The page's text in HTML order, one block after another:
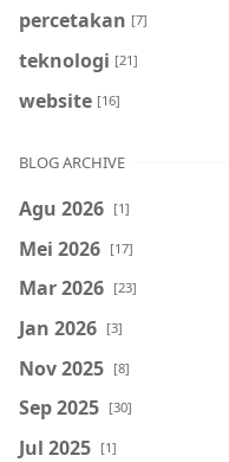
percetakan [7]
teknologi [21]
website [16]
BLOG ARCHIVE
Agu 2026 [1]
Mei 2026 [17]
Mar 2026 [23]
Jan 2026 [3]
Nov 2025 [8]
Sep 2025 [30]
Jul 2025 [1]